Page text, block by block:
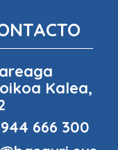
Kalea,
944 666 300